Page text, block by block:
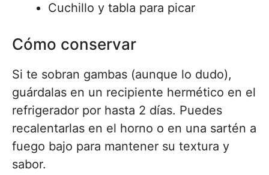
Cuchillo y tabla para picar
Cómo conservar
Si te sobran gambas (aunque lo dudo),
guárdalas en un recipiente hermético en el
refrigerador por hasta 2 días. Puedes
recalentarlas en el horno o en una sartén a
fuego bajo para mantener su textura y
sabor.